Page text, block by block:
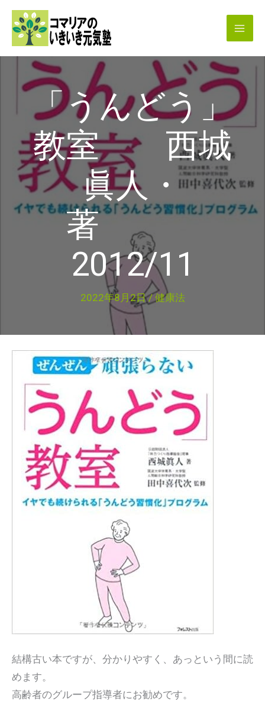
「うんどう」
教室 西城
眞人・
著
2012/11
2022年8月2日/健康法
結構古い本ですが、分かりやすく、あっという間に読
めます。
高齢者のグループ指導者にお勧めです。